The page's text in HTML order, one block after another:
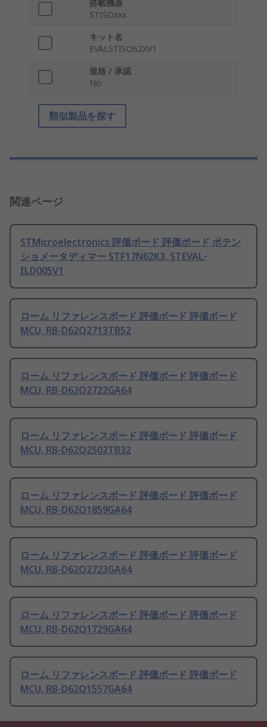
搭載機器
STISOxxx
キット名
EVALSTISO62XV1
規格 / 承認
No
類似製品を探す
関連ページ
STMicroelectronics 評価ボード 評価ボード ポテン
ショメータディマー STF17N62K3, STEVAL-
ILD005V1
ローム リファレンスボード 評価ボード 評価ボード
MCU, RB-D62Q2713TB52
ローム リファレンスボード 評価ボード 評価ボード
MCU, RB-D62Q2722GA64
ローム リファレンスボード 評価ボード 評価ボード
MCU, RB-D62Q2502TB32
ローム リファレンスボード 評価ボード 評価ボード
MCU, RB-D62Q1859GA64
ローム リファレンスボード 評価ボード 評価ボード
MCU, RB-D62Q2723GA64
ローム リファレンスボード 評価ボード 評価ボード
MCU, RB-D62Q1729GA64
ローム リファレンスボード 評価ボード 評価ボード
MCU, RB-D62Q1557GA64